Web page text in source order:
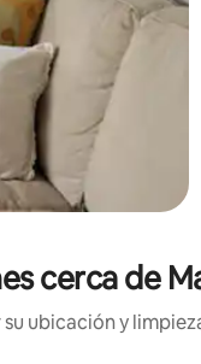
cerca de
ubicación y